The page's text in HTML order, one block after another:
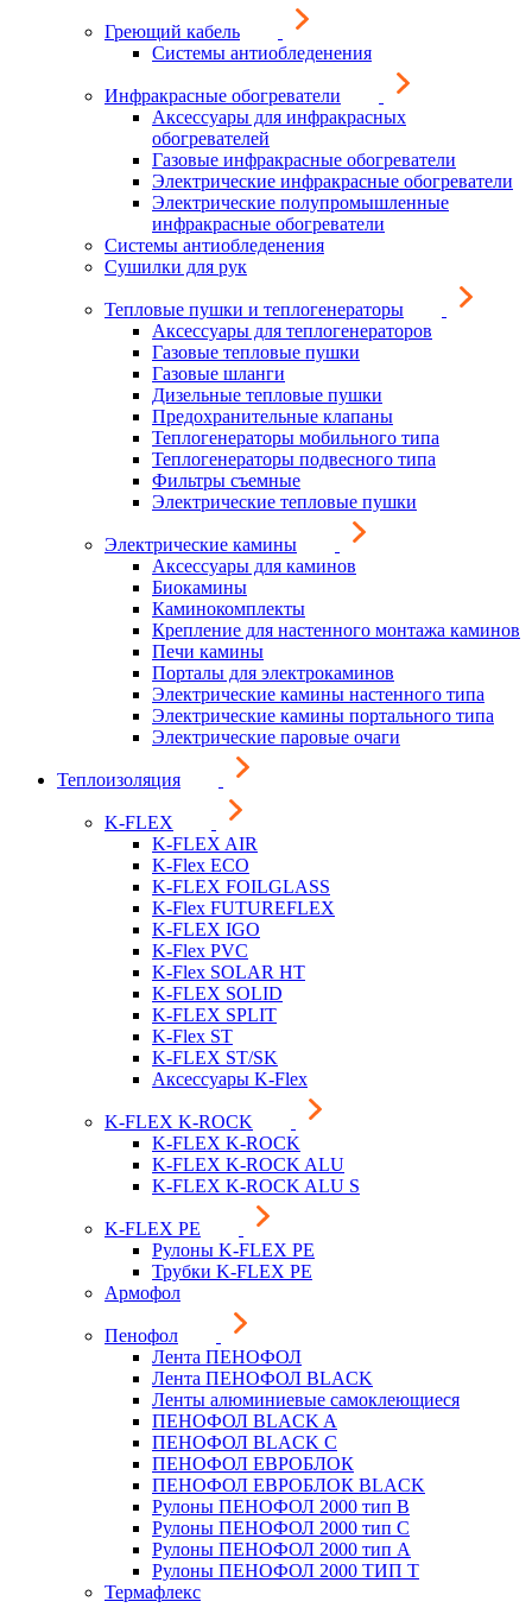
Греющий кабель
Системы антиобледенения
Инфракрасные обогреватели
Аксессуары для инфракрасных
обогревателей
Газовые инфракрасные обогреватели
Электрические инфракрасные обогреватели
Электрические полупромышленные
инфракрасные обогреватели
Системы антиобледенения
Сушилки для рук
Тепловые пушки и теплогенераторы
Аксессуары для теплогенераторов
Газовые тепловые пушки
Газовые шланги
Дизельные тепловые пушки
Предохранительные клапаны
Теплогенераторы мобильного типа
Теплогенераторы подвесного типа
Фильтры съемные
Электрические тепловые пушки
Электрические камины
Аксессуары для каминов
Биокамины
Каминокомплекты
Крепление для настенного монтажа каминов
Печи камины
Порталы для электрокаминов
Электрические камины настенного типа
Электрические камины портального типа
Электрические паровые очаги
Теплоизоляция
K-FLEX
K-FLEX AIR
K-Flex ECO
K-FLEX FOILGLASS
K-Flex FUTUREFLEX
K-FLEX IGO
K-Flex PVC
K-Flex SOLAR HT
K-FLEX SOLID
K-FLEX SPLIT
K-Flex ST
K-FLEX ST/SK
Аксессуары K-Flex
K-FLEX K-ROCK
K-FLEX K-ROCK
K-FLEX K-ROCK ALU
K-FLEX K-ROCK ALU S
K-FLEX PE
Рулоны K-FLEX PE
Трубки K-FLEX PE
Армофол
Пенофол
Лента ПЕНОФОЛ
Лента ПЕНОФОЛ BLACK
Ленты алюминиевые самоклеющиеся
ПЕНОФОЛ BLACK A
ПЕНОФОЛ BLACK С
ПЕНОФОЛ ЕВРОБЛОК
ПЕНОФОЛ ЕВРОБЛОК BLACK
Рулоны ПЕНОФОЛ 2000 тип B
Рулоны ПЕНОФОЛ 2000 тип C
Рулоны ПЕНОФОЛ 2000 тип А
Рулоны ПЕНОФОЛ 2000 ТИП Т
Термафлекс